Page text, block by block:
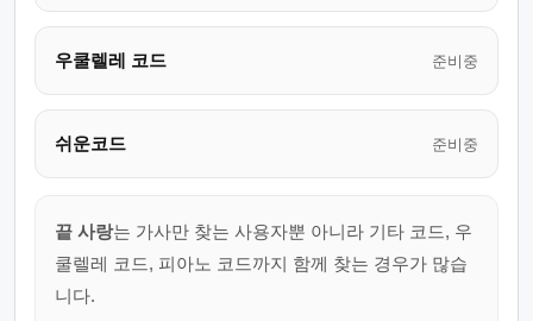
우쿨렐레 코드 준비중
쉬운코드 준비중
끝 사랑는 가사만 찾는 사용자뿐 아니라 기타 코드, 우
쿨렐레 코드, 피아노 코드까지 함께 찾는 경우가 많습
니다.